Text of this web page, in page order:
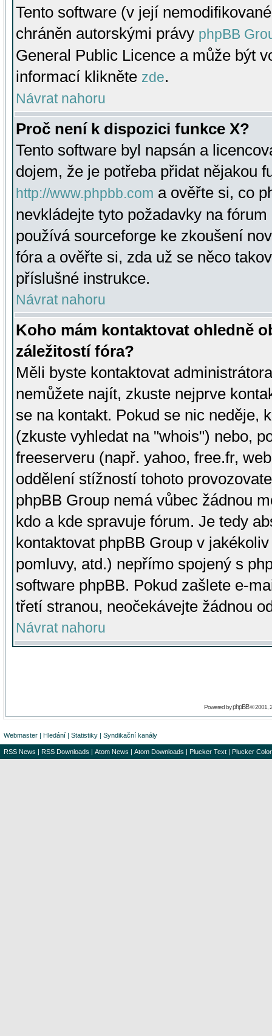
Tento software (v její
chráněn autorskými právy phpBB
General Public Licence a může být
informací klikněte zde.
Návrat nahoru
Proč není k dispozici funkce X?
Tento software byl napsán a
dojem, že je potřeba přidat nějakou
http://www.phpbb.com a ověřte si, co
nevkládejte tyto požadavky na
používá sourceforge ke zkoušení
fóra a ověřte si, zda už se něco
příslušné instrukce.
Návrat nahoru
Koho mám kontaktovat ohledně
záležitostí fóra?
Měli byste kontaktovat
nemůžete najít, zkuste nejprve
se na kontakt. Pokud se nic neděje,
(zkuste vyhledat na "whois") nebo,
freeserveru (např. yahoo, free.fr,
oddělení stížností tohoto
phpBB Group nemá vůbec žádnou
kdo a kde spravuje fórum. Je tedy
kontaktovat phpBB Group v
pomluvy, atd.) nepřímo spojený s
software phpBB. Pokud zašlete e-
třetí stranou, neočekávejte žádnou
Návrat nahoru
Powered byphpBB© 2001,
Webmaster | Hledání | Statistiky | Syndikační kanály
RSS News | RSS Downloads | Atom News | Atom Downloads | Plucker Text | Plucker Color